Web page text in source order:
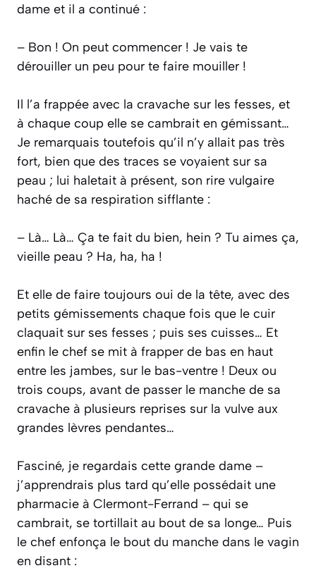
dame et il a continué :
– Bon ! On peut commencer ! Je vais te
dérouiller un peu pour te faire mouiller !
Il l’a frappée avec la cravache sur les fesses, et
à chaque coup elle se cambrait en gémissant…
Je remarquais toutefois qu’il n’y allait pas très
fort, bien que des traces se voyaient sur sa
peau ; lui haletait à présent, son rire vulgaire
haché de sa respiration sifflante :
– Là… Là… Ça te fait du bien, hein ? Tu aimes ça,
vieille peau ? Ha, ha, ha !
Et elle de faire toujours oui de la tête, avec des
petits gémissements chaque fois que le cuir
claquait sur ses fesses ; puis ses cuisses… Et
enfin le chef se mit à frapper de bas en haut
entre les jambes, sur le bas-ventre ! Deux ou
trois coups, avant de passer le manche de sa
cravache à plusieurs reprises sur la vulve aux
grandes lèvres pendantes…
Fasciné, je regardais cette grande dame –
j’apprendrais plus tard qu’elle possédait une
pharmacie à Clermont-Ferrand – qui se
cambrait, se tortillait au bout de sa longe… Puis
le chef enfonça le bout du manche dans le vagin
en disant :